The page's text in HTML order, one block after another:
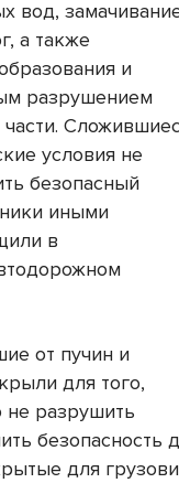
вод,
а также
и
разрушением
условия не
безопасный
иными
в
от пучин и
для того,
не разрушить
для